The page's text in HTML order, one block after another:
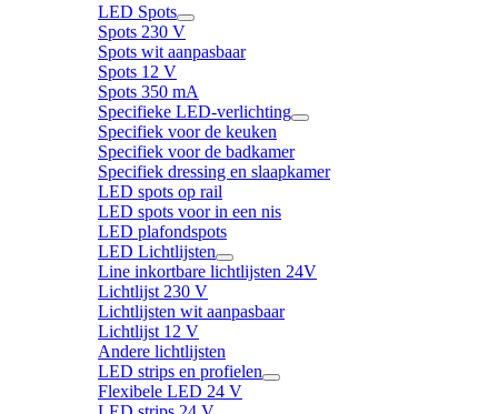
LED Spots
Spots 230 V
Spots wit aanpasbaar
Spots 12 V
Spots 350 mA
Specifieke LED-verlichting
Specifiek voor de keuken
Specifiek voor de badkamer
Specifiek dressing en slaapkamer
LED spots op rail
LED spots voor in een nis
LED plafondspots
LED Lichtlijsten
Line inkortbare lichtlijsten 24V
Lichtlijst 230 V
Lichtlijsten wit aanpasbaar
Lichtlijst 12 V
Andere lichtlijsten
LED strips en profielen
Flexibele LED 24 V